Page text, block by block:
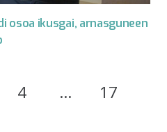
osoa ikusgai, arnasguneen
4 … 17